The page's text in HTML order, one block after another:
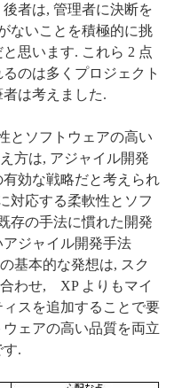
者は, 管理者に決断を
ないことを積極的に挑
思います. これら 2 点
のは多くプロジェクト
は考えました.
とソフトウェアの高い
方は, アジャイル開発
効な戦略だと考えられ
対応する柔軟性とソフ
存の手法に慣れた開発
ジャイル開発手法
基本的な発想は, スク
わせ, XP よりもマイ
スを追加することで要
ェアの高い品質を両立
.